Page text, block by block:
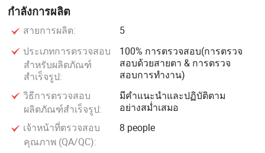
กำลังการผลิต
สายการผลิต:
5
ประเภทการตรวจสอบ
สำหรับผลิตภัณฑ์
สำเร็จรูป:
100% การตรวจสอบ(การตรวจ
สอบด้วยสายตา & การตรวจ
สอบการทำงาน)
วิธีการตรวจสอบ
ผลิตภัณฑ์สำเร็จรูป:
มีคำแนะนำและปฏิบัติตาม
อย่างสม่ำเสมอ
เจ้าหน้าที่ตรวจสอบ
คุณภาพ (QA/QC):
8 people